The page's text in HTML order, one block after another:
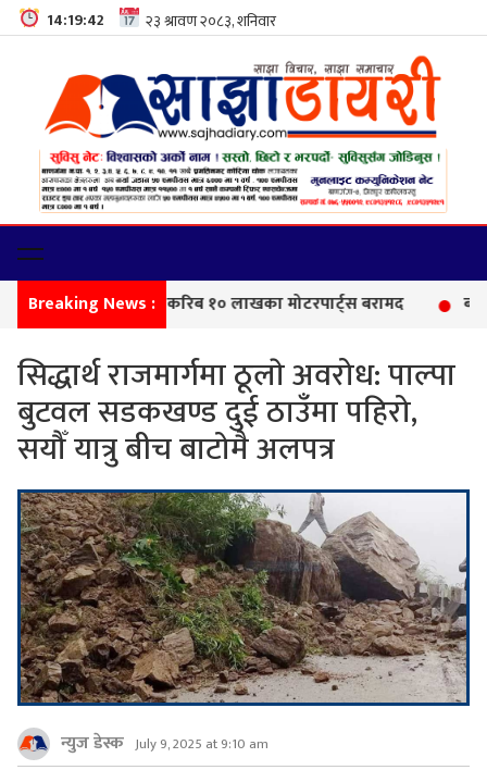
14:19:43
Breaking News :
सिद्धार्थ राजमार्गमा ठूलाे अवरोध: पाल्पा
बुटवल सडकखण्ड दुई ठाउँमा पहिरो,
सयौँ यात्रु बीच बाटोमै अलपत्र
न्युज डेस्क July 9, 2025 at 9:10 am